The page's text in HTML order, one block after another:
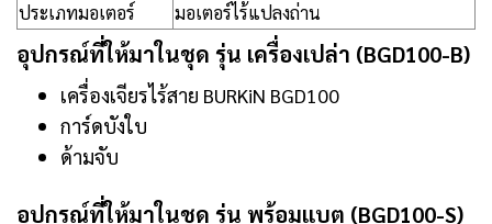
ประเภทมอเตอร์
มอเตอร์ไร้แปลงถ่าน
อุปกรณ์ที่ให้มาในชุด รุ่น เครื่องเปล่า (BGD100-B)
เครื่องเจียรไร้สาย BURKiN BGD100
การ์ดบังใบ
ด้ามจับ
อุปกรณ์ที่ให้มาในชุด รุ่น พร้อมแบต (BGD100-S)